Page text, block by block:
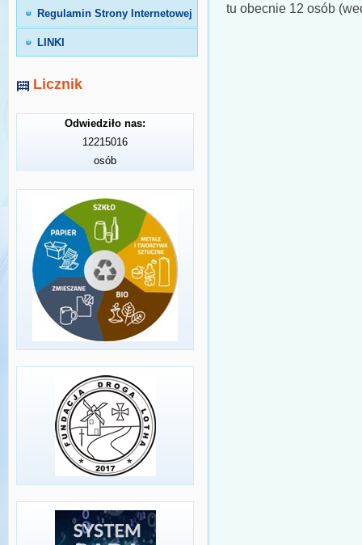
Regulamin Strony Internetowej
LINKI
Licznik
Odwiedziło nas:
12215016
osób
tu obecnie 12 osób